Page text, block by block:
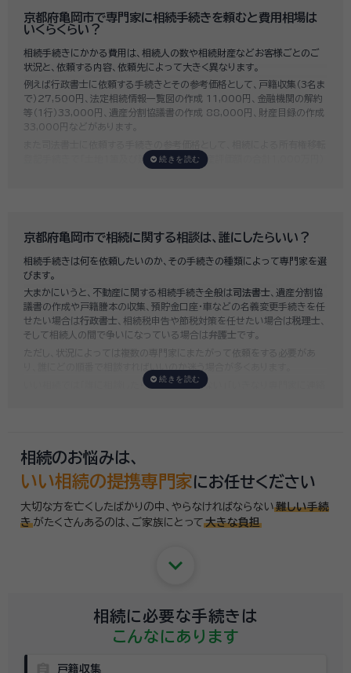
京都府亀岡市で専門家に相続手続きを頼むと費用相場は
いくらくらい？
相続手続きにかかる費用は、相続人の数や相続財産などお客様ごとのご
状況と、依頼する内容、依頼先によって大きく異なります。
例えば行政書士に依頼する手続きとその参考価格として、戸籍収集（3名ま
で）27,500円、法定相続情報一覧図の作成 11,000円、金融機関の解約
等（1行）33,000円、遺産分割協議書の作成 88,000円、財産目録の作成
33,000円などがあります。
登記手続きで「土地1筆及び建物1棟（固定資産評価額の合計1,000万円）
せると100万円近くかそれ以上費用がかかってしまう場合もあるなど、非
いい相続では、お客様ごとに必要な相続手続きを明らかにし、無料で見積
もり をお出ししております。予算に合わせてご自身で対応できないものの
み依頼することも可能ですので、まずはお気軽にご相談ください。
京都府亀岡市で相続に関する相談は、誰にしたらいい？
相続手続きは何を依頼したいのか、その手続きの種類によって専門家を選
びます。
大まかにいうと、不動産に関する相続手続き全般は司法書士 、遺産分割協
議書の作成や戸籍謄本の収集、預貯金口座・車などの名義変更手続きを任
せたい場合は行政書士 、相続税申告や節税対策を任せたい場合は税理士
そして相続人の間で争いになっている場合は弁護士です。
ただし、状況によっては複数の専門家にまたがって依頼をする必要があ
いい相続では「誰に相談したらいいかわからない」「いきなり専門家に連絡
相続のお悩みは、
いい相続の提携専門家にお任せください
大切な方を亡くしたばかりの中、やらなければならない 難しい手続
き がたくさんあるのは、 ご家族にとって 大きな負担
keyboard_arrow_down
相続に必要な手続きは
こんなにあります
戸籍収集